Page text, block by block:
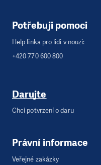
Potřebuji pomoci
Help linka pro lidi v nouzi:
+420 770 600 800
Darujte
Chci potvrzení o daru
Právní informace
Veřejné zakázky